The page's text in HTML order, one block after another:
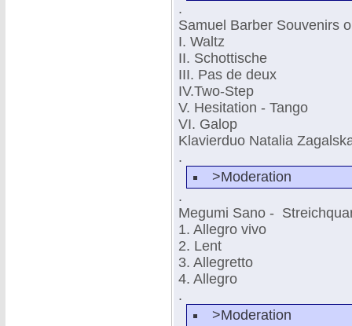
.
Samuel Barber Souvenirs
I. Waltz
II. Schottische
III. Pas de deux
IV.Two-Step
V. Hesitation - Tango
VI. Galop
Klavierduo Natalia
.
>Moderation
.
Megumi Sano -
1. Allegro vivo
2. Lent
3. Allegretto
4. Allegro
.
>Moderation